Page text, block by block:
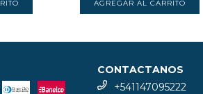
CONTACTANOS
+541147095222